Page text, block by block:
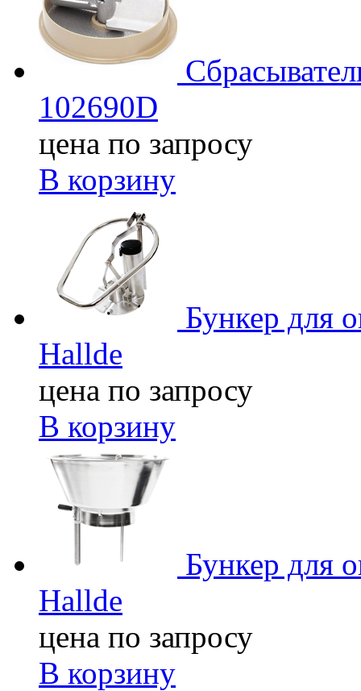
102690D
цена по запросу
В корзину
Бункер для
Hallde
цена по запросу
В корзину
Бункер для
Hallde
цена по запросу
В корзину